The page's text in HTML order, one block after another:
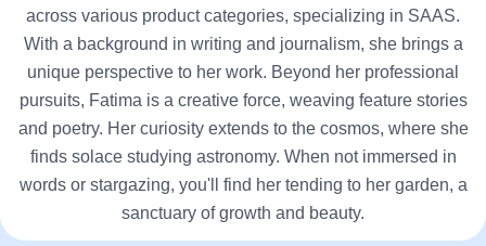
across various product categories, specializing in SAAS.
With a background in writing and journalism, she brings a
unique perspective to her work. Beyond her professional
pursuits, Fatima is a creative force, weaving feature stories
and poetry. Her curiosity extends to the cosmos, where she
finds solace studying astronomy. When not immersed in
words or stargazing, you'll find her tending to her garden, a
sanctuary of growth and beauty.